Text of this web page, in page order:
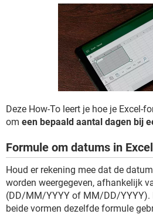
Deze How-To leert je hoe je Excel-
om een bepaald aantal dagen bij
Formule om datums in
Houd er rekening mee dat de
worden weergegeven, afhankelijk
(DD/MM/YYYY of MM/DD/YYYY).
beide vormen dezelfde formule